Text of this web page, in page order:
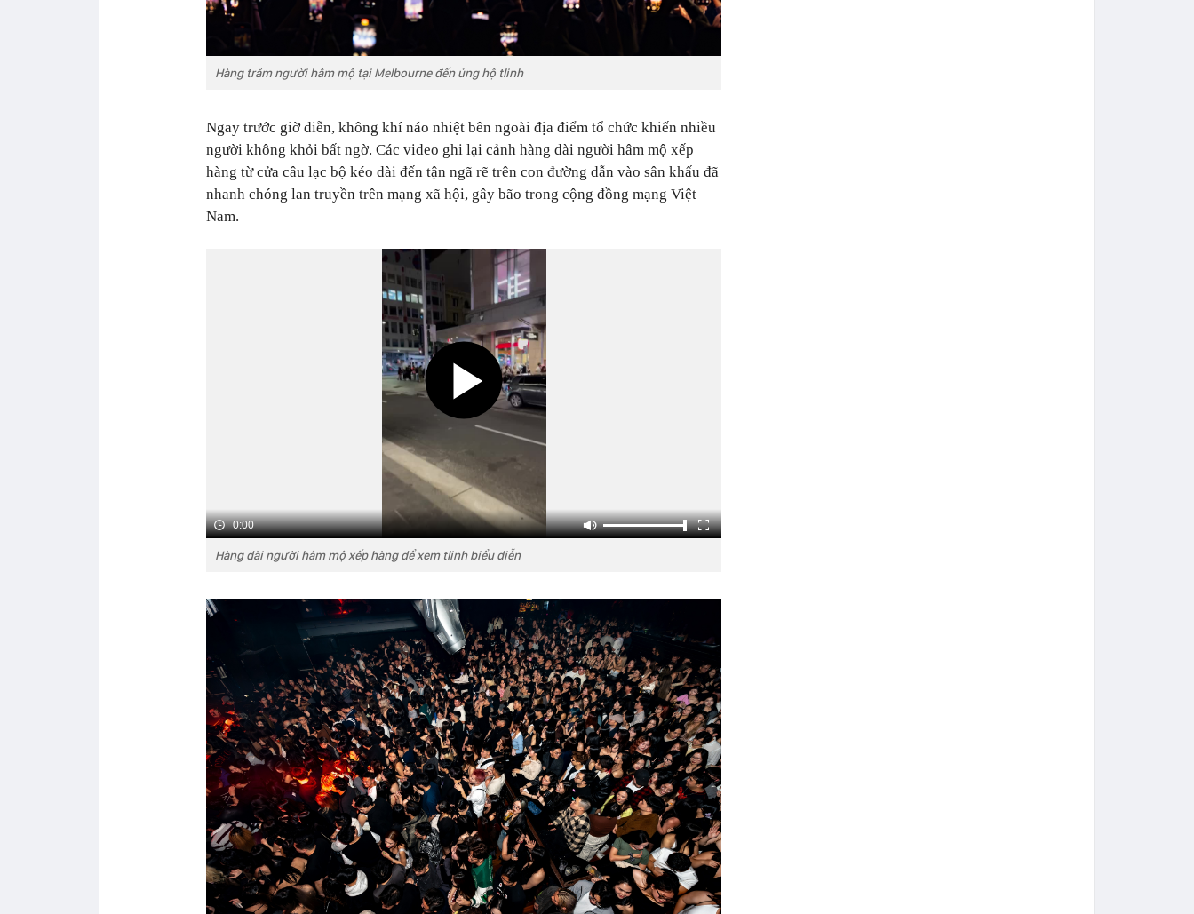
Hàng trăm người hâm mộ tại Melbourne đến ủng hộ tlinh
Ngay trước giờ diễn, không khí náo nhiệt bên ngoài địa điểm tổ chức khiến nhiều
người không khỏi bất ngờ. Các video ghi lại cảnh hàng dài người hâm mộ xếp
hàng từ cửa câu lạc bộ kéo dài đến tận ngã rẽ trên con đường dẫn vào sân khấu đã
nhanh chóng lan truyền trên mạng xã hội, gây bão trong cộng đồng mạng Việt
Nam.
0:00
Hàng dài người hâm mộ xếp hàng để xem tlinh biểu diễn